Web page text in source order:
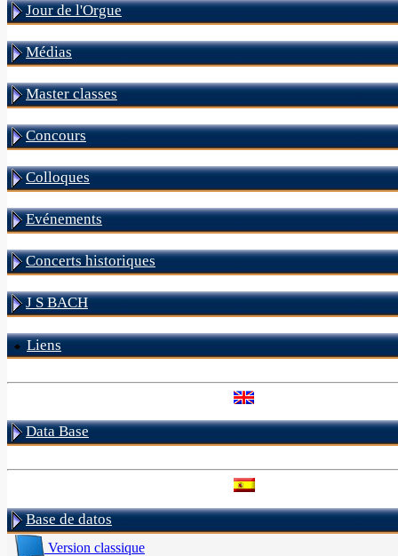
Jour de l'Orgue
Médias
Master classes
Concours
Colloques
Evénements
Concerts historiques
J S BACH
Liens
Data Base
Base de datos
Version classique